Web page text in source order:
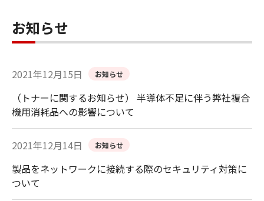
お知らせ
2021年12月15日 お知らせ
（トナーに関するお知らせ） 半導体不足に伴う弊社複合
機用消耗品への影響について
2021年12月14日 お知らせ
製品をネットワークに接続する際のセキュリティ対策に
ついて